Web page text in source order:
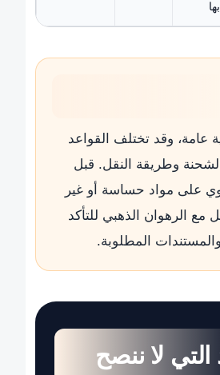
عامة، وقد تختلف القواعد
وطريقة النقل. قبل
على مواد حساسة أو غير
مع الرهوان الذهبي للتأكد
المطلوبة.
التي لا ننصح